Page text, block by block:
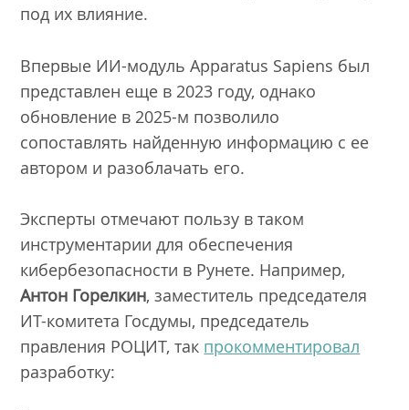
под их влияние.
Впервые ИИ-модуль Apparatus Sapiens был
представлен еще в 2023 году, однако
обновление в 2025-м позволило
сопоставлять найденную информацию с ее
автором и разоблачать его.
Эксперты отмечают пользу в таком
инструментарии для обеспечения
кибербезопасности в Рунете. Например,
Антон Горелкин, заместитель председателя
ИТ-комитета Госдумы, председатель
правления РОЦИТ, так прокомментировал
разработку: